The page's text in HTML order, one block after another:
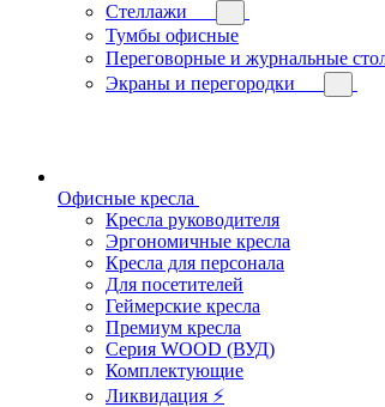
Стеллажи
Тумбы офисные
Переговорные и журнальные
Экраны и перегородки
Офисные кресла
Кресла руководителя
Эргономичные кресла
Кресла для персонала
Для посетителей
Геймерские кресла
Премиум кресла
Серия WOOD (ВУД)
Комплектующие
Ликвидация ⚡